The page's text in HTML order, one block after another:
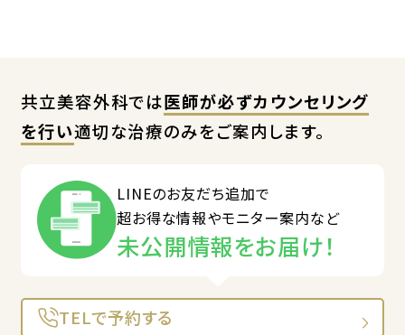
共立美容外科では医師が必ずカウンセリング
を行い適切な治療のみをご案内します。
LINEのお友だち追加で
超お得な情報やモニター案内など
未公開情報をお届け！
TELで予約する